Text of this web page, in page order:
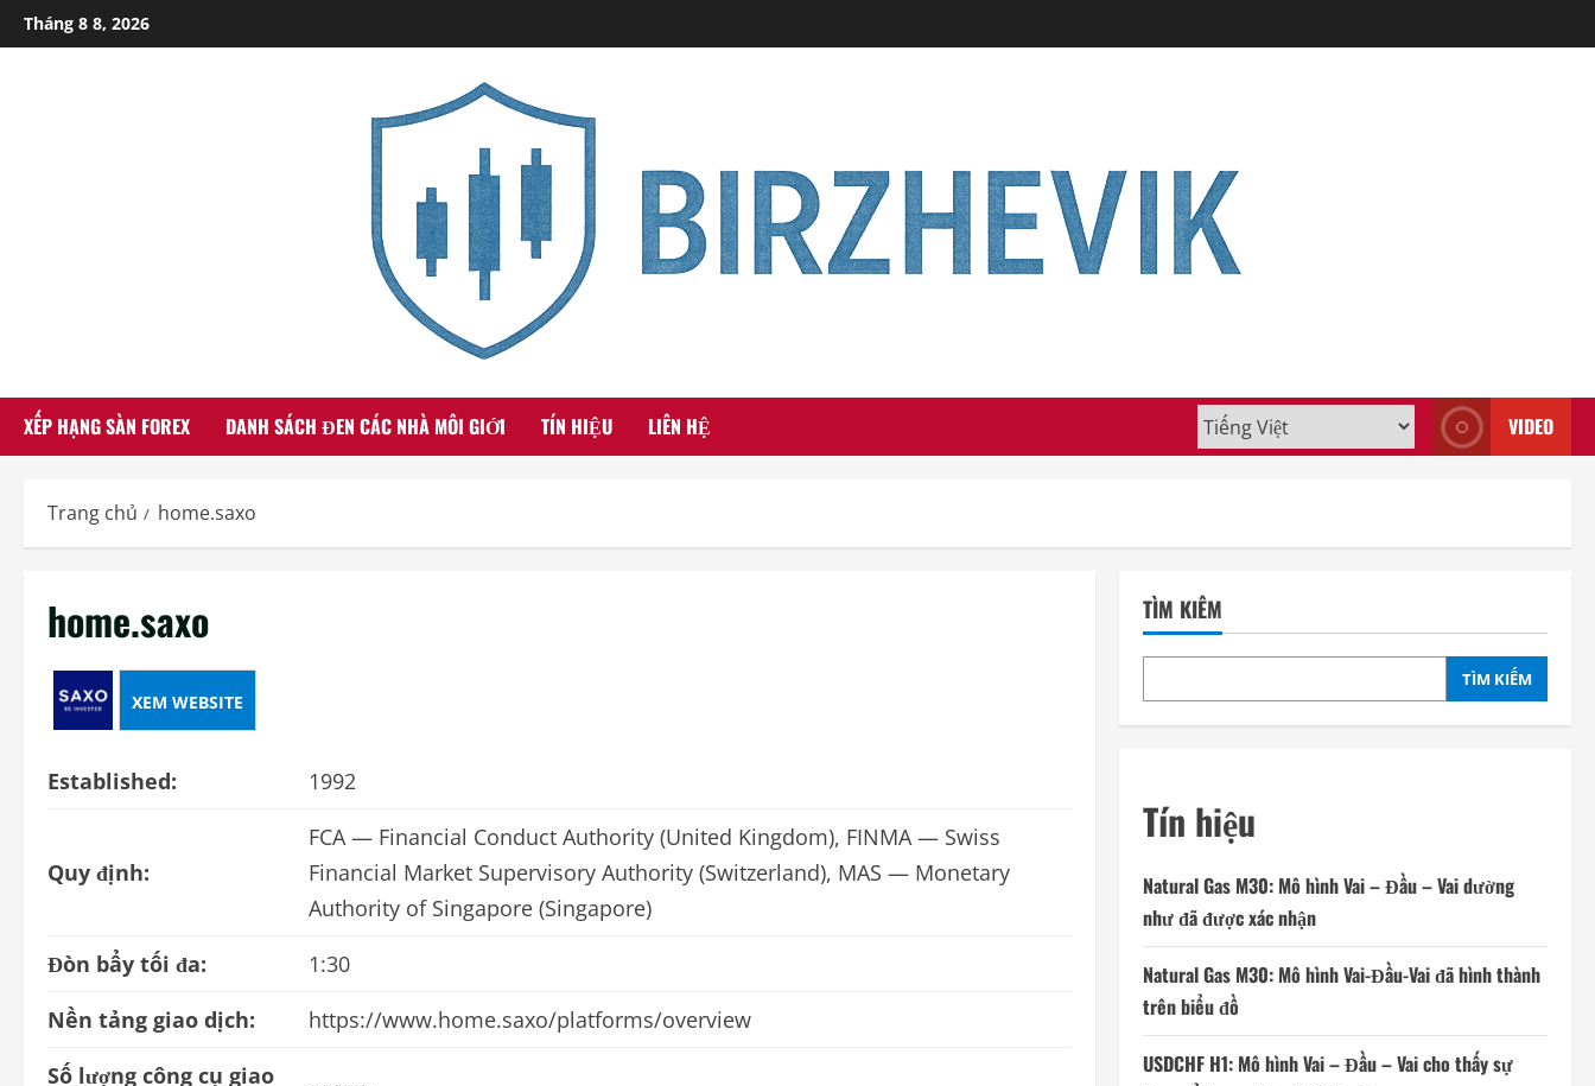
Skip
to
Tháng 8 8, 2026
XẾP HẠNG SÀN FOREX DANH SÁCH ĐEN CÁC NHÀ MÔI GIỚI TÍN HIỆU LIÊN HỆ VIDEO
Trang chủ home.saxo
home.saxo
XEM WEBSITE
Established: 1992
Quy định:
FCA — Financial Conduct Authority (United Kingdom), FINMA — Swiss
Financial Market Supervisory Authority (Switzerland), MAS — Monetary
Authority of Singapore (Singapore)
Đòn bẩy tối đa:
1:30
Nền tảng giao dịch:
https://www.home.saxo/platforms/overview
Số lượng công cụ giao
TÌM KIẾM
TÌM KIẾM
Tín hiệu
Natural Gas M30: Mô hình Vai – Đầu – Vai dường
như đã được xác nhận
Natural Gas M30: Mô hình Vai-Đầu-Vai đã hình thành
trên biểu đồ
USDCHF H1: Mô hình Vai – Đầu – Vai cho thấy sự